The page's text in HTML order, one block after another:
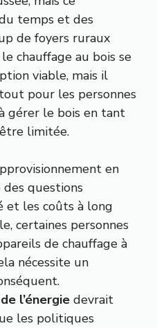
temps et des
de foyers ruraux
chauffage au bois se
viable, mais il
pour les personnes
gérer le bois en tant
limitée.
en
questions
et les coûts à long
certaines personnes
de chauffage à
nécessite un
l’énergie devrait
les politiques